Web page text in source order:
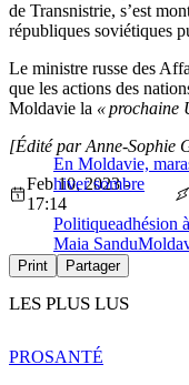
de Transnistrie, s’est
républiques soviétiques
Le ministre russe des
que les actions des
Moldavie la « prochaine
En Moldavie,
hiver sombre
[Édité par Anne-Sophie
Feb 10, 2023 -
17:14
Politiqueadhésion
Maia Sandu
Print Partager
LES PLUS LUS
PROSANTÉ